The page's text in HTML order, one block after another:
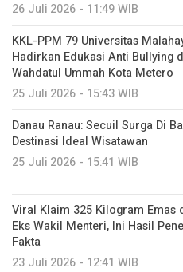
26 Juli 2026 - 11:49 WIB
KKL-PPM 79 Universitas
Hadirkan Edukasi Anti Bullying
Wahdatul Ummah Kota Metero
25 Juli 2026 - 15:43 WIB
Danau Ranau: Secuil Surga Di
Destinasi Ideal Wisatawan
25 Juli 2026 - 15:41 WIB
Viral Klaim 325 Kilogram Emas
Eks Wakil Menteri, Ini Hasil
Fakta
23 Juli 2026 - 12:41 WIB